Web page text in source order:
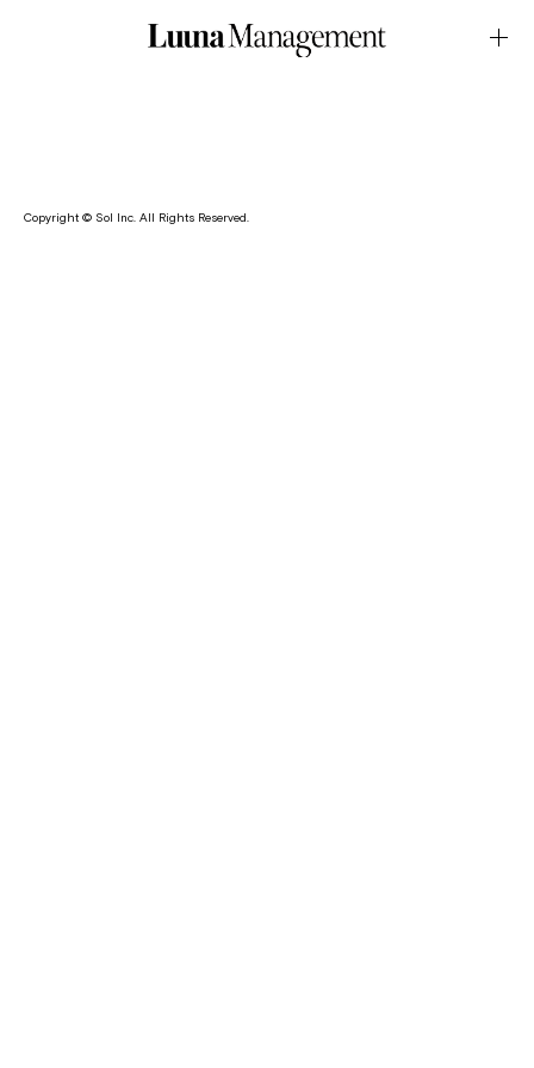
December.05.2023Latest News
る鹿のオフィシャルグッズの通販を開始致しました。
Copyright © Sol Inc. All Rights Reserved.